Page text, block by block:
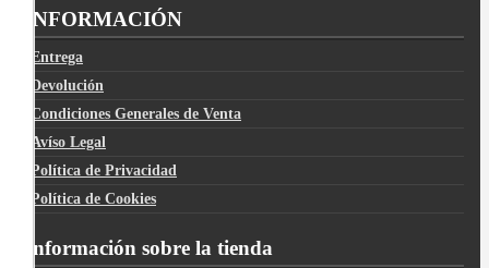
INFORMACIÓN
Entrega
Devolución
Condiciones Generales de Venta
Avíso Legal
Política de Privacidad
Política de Cookies
Información sobre la tienda